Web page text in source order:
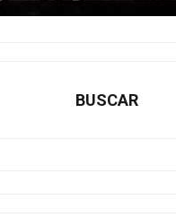
BUSCAR